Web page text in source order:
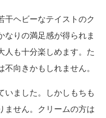
干ヘビーなテイストのク
なりの満足感が得られま
人も十分楽しめます。た
向きかもしれません。
いました。しかしもちも
ません。クリームの方は